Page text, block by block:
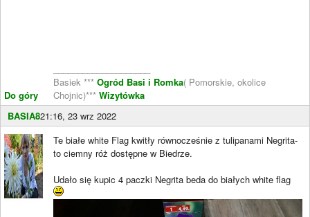
Do góry
Basiek *** Ogród Basi i Romka( Pomorskie, okolice
Chojnic)*** Wizytówka
BASIA821:16, 23 wrz 2022
Te białe white Flag kwitły równocześnie z tulipanami Negrita-
to ciemny róż dostępne w Biedrze.
Udało się kupic 4 paczki Negrita beda do białych white flag